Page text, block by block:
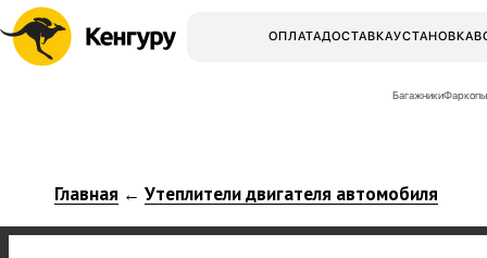
ОПЛАТАДОСТАВКАУСТАНОВКА
БагажникиФаркопы
Главная ← Утеплители двигателя автомобиля